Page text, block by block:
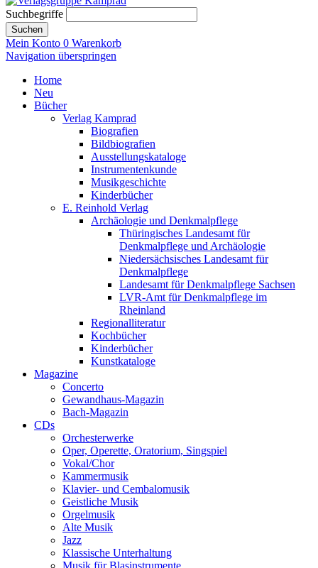
Suchbegriffe
Suchen
Mein Konto 0 Warenkorb
Navigation überspringen
Home
Neu
Bücher
Verlag Kamprad
Biografien
Bildbiografien
Ausstellungskataloge
Instrumentenkunde
Musikgeschichte
Kinderbücher
E. Reinhold Verlag
Archäologie und Denkmalpflege
Thüringisches Landesamt für
Denkmalpflege und Archäologie
Niedersächsisches Landesamt für
Denkmalpflege
Landesamt für Denkmalpflege Sachsen
LVR-Amt für Denkmalpflege im
Rheinland
Regionalliteratur
Kochbücher
Kinderbücher
Kunstkataloge
Magazine
Concerto
Gewandhaus-Magazin
Bach-Magazin
CDs
Orchesterwerke
Oper, Operette, Oratorium, Singspiel
Vokal/Chor
Kammermusik
Klavier- und Cembalomusik
Geistliche Musik
Orgelmusik
Alte Musik
Jazz
Klassische Unterhaltung
Musik für Blasinstrumente